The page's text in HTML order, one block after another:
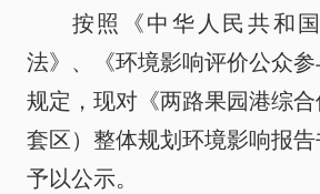
公示公告
办事指南
政策解读
按照《中华人民共和
法》、《环境影响评价公众
规定，现对《两路果园港综
套区）整体规划环境影响报
予以公示。